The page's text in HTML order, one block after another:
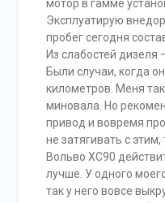
мотор в гамме
Эксплуатирую
пробег сегодня
Из слабостей
Были случаи, когда
километров. Меня
миновала. Но
привод и вовремя
не затягивать с
Вольво ХС90
лучше. У одного
так у него вовсе